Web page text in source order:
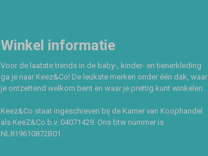
Winkel informatie
Voor de laatste trends in de baby-, kinder- en tienerkleding
ga je naar Keez&Co! De leukste merken onder één dak, waar
je ontzettend welkom bent en waar je prettig kunt winkelen.
Keez&Co staat ingeschreven bij de Kamer van Koophandel
als KeeZ&Co b.v. 04071429. Ons btw nummer is
NL819610872B01.